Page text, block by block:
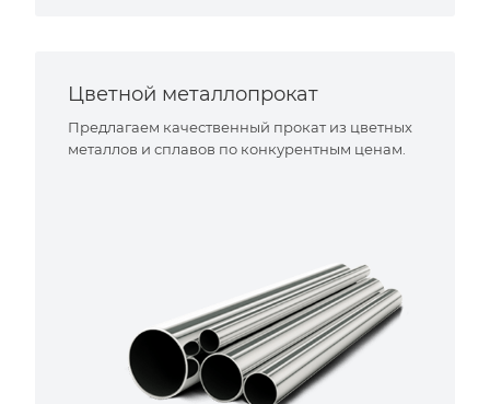
Цветной металлопрокат
Предлагаем качественный прокат из цветных
металлов и сплавов по конкурентным ценам.